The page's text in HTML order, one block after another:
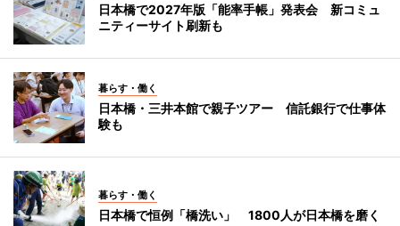
日本橋で2027年版「能率手帳」発表会 新コミュ
ニティーサイト刷新も
暮らす・働く
日本橋・三井本館で親子ツアー 信託銀行で仕事体
験も
暮らす・働く
日本橋で恒例「橋洗い」 1800人が日本橋を磨く